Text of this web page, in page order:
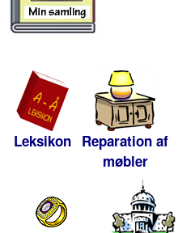
Leksikon Reparation af
møbler